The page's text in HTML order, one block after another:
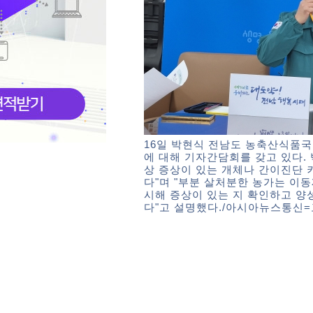
16일 박현식 전남도 농축산식품
에 대해 기자간담회를 갖고 있다.
상 증상이 있는 개체나 간이진단
다"며 "부분 살처분한 농가는 이
시해 증상이 있는 지 확인하고 양
다"고 설명했다./아시아뉴스통신